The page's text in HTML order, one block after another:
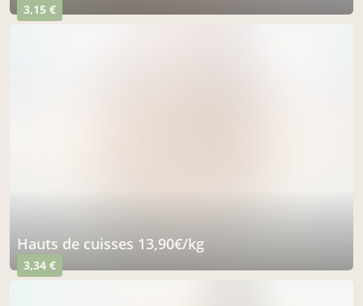
3,15 €
hauts de cuisses 13,90€/kg
3,34 €